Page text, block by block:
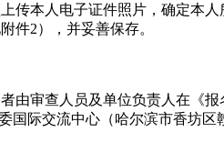
传本人电子证件照片，确定本
件2），并妥善保存。
由审查人员及单位负责人在《
际交流中心（哈尔滨市香坊区